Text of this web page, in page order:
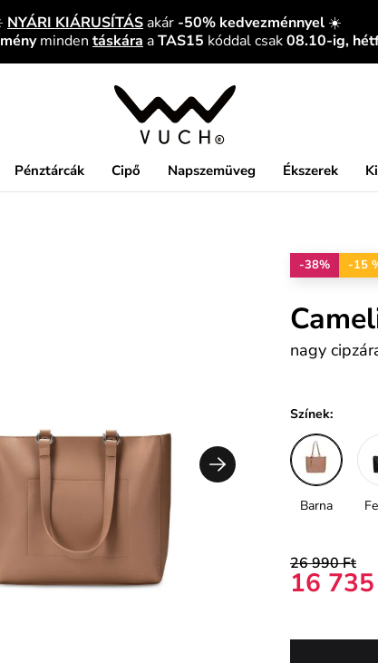
NYÁRI KIÁRUSÍTÁSakár -50% kedvezménnyel ☀️
minden táskára aTAS15 kóddal csak08.10-ig,
Pénztárcák Cipő Napszemüveg Ékszerek
-38% -15
nagy
Színek:
Barna
26 990 Ft
16